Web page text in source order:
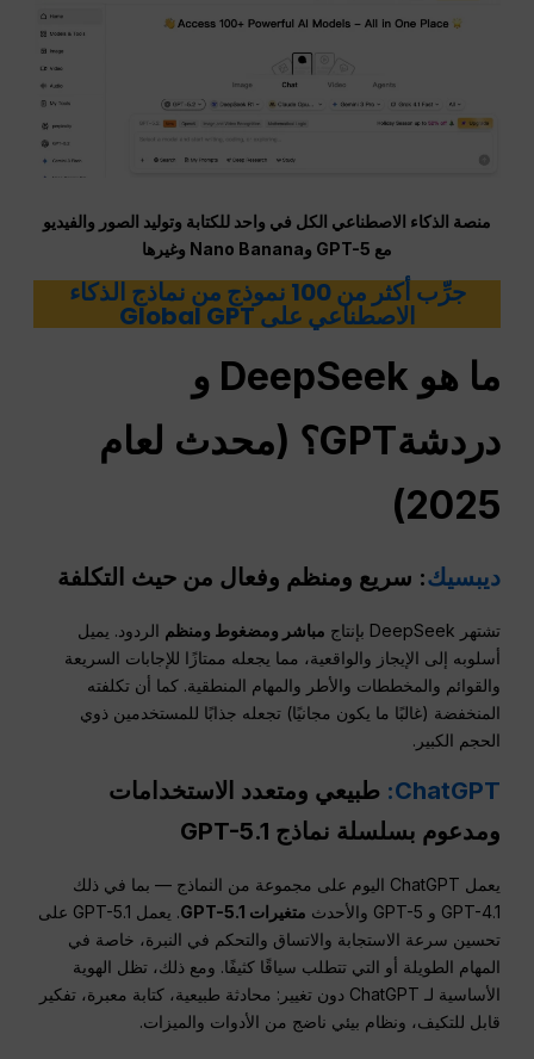
منصة الذكاء الاصطناعي الكل في واحد للكتابة وتوليد الصور والفيديو
مع GPT-5 وNano Banana وغيرها
جرِّب أكثر من 100 نموذج من نماذج الذكاء
الاصطناعي على Global GPT
ما هو DeepSeek و
دردشةGPT
؟ (محدث لعام
2025)
ديبسيك: سريع ومنظم وفعال من حيث التكلفة
تشتهر DeepSeek بإنتاج مباشر ومضغوط ومنظم الردود. يميل
أسلوبه إلى الإيجاز والواقعية، مما يجعله ممتازًا للإجابات السريعة
والقوائم والمخططات والأطر والمهام المنطقية. كما أن تكلفته
المنخفضة (غالبًا ما يكون مجانيًا) تجعله جذابًا للمستخدمين ذوي
الحجم الكبير.
ChatGPT: طبيعي ومتعدد الاستخدامات
ومدعوم بسلسلة نماذج GPT-5.1
يعمل ChatGPT اليوم على مجموعة من النماذج — بما في ذلك
GPT-4.1 و GPT-5 والأحدث
متغيرات GPT-5.1
. يعمل GPT-5.1 على
تحسين سرعة الاستجابة والاتساق والتحكم في النبرة، خاصة في
المهام الطويلة أو التي تتطلب سياقًا كثيفًا. ومع ذلك، تظل الهوية
الأساسية لـ ChatGPT دون تغيير: محادثة طبيعية، كتابة معبرة، تفكير
قابل للتكيف، ونظام بيئي ناضج من الأدوات والميزات.